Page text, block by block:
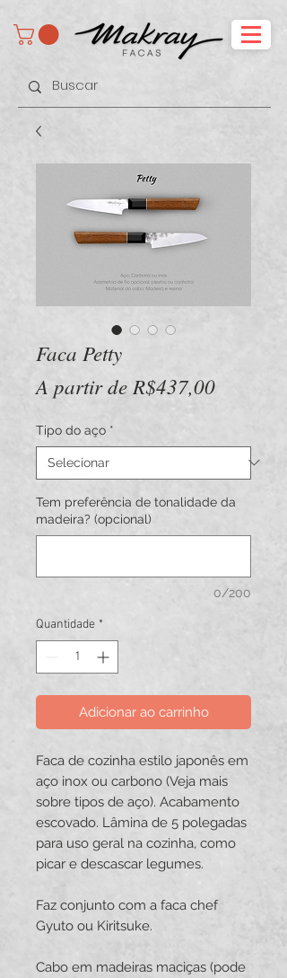
Faca Petty
A partir de R$437,00Preço
Tipo do aço *
Tem preferência de tonalidade da
madeira? (opcional)
0/200
Quantidade *
Adicionar ao carrinho
Faca de cozinha estilo japonês em
aço inox ou carbono (Veja mais
sobre tipos de aço). Acabamento
escovado. Lâmina de 5 polegadas
para uso geral na cozinha, como
picar e descascar legumes.
Faz conjunto com a faca chef
Gyuto ou Kiritsuke.
Cabo em madeiras maciças (pode